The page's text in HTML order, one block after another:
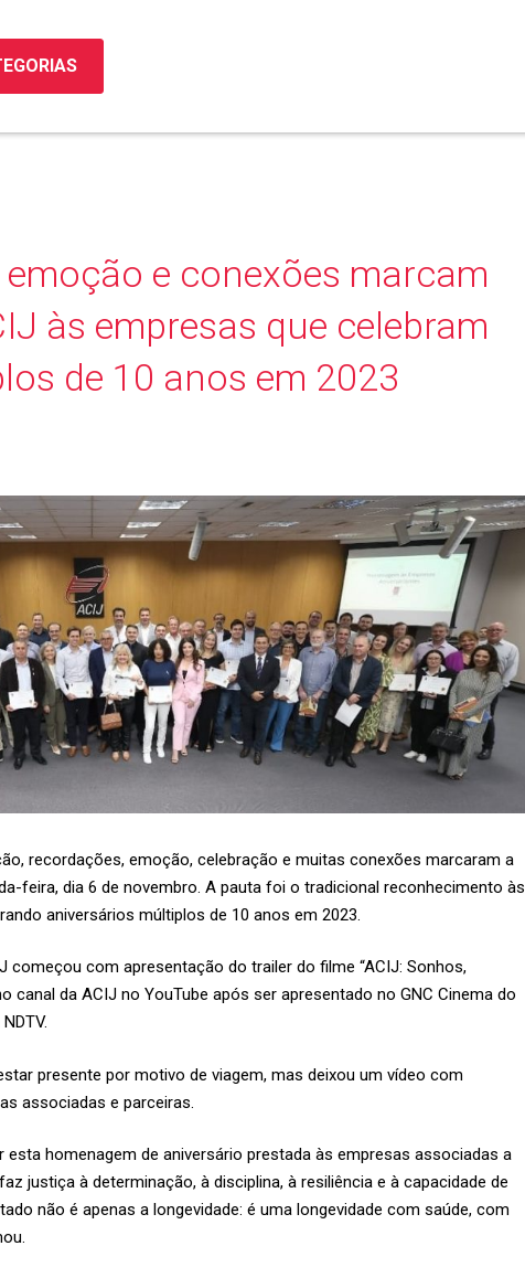
e conexões marcam
às empresas que celebram
de 10 anos em 2023
recordações, emoção, celebração e muitas conexões marcaram a
feira, dia 6 de novembro. A pauta foi o tradicional reconhecimento às
aniversários múltiplos de 10 anos em 2023.
começou com apresentação do trailer do filme “ACIJ: Sonhos,
canal da ACIJ no YouTube após ser apresentado no GNC Cinema do
presente por motivo de viagem, mas deixou um vídeo com
associadas e parceiras.
homenagem de aniversário prestada às empresas associadas a
justiça à determinação, à disciplina, à resiliência e à capacidade de
não é apenas a longevidade: é uma longevidade com saúde, com